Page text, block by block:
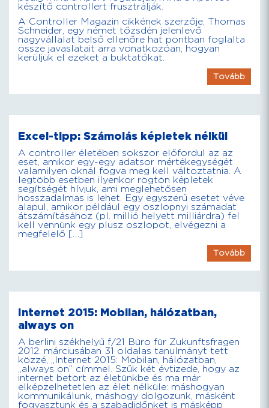
készítő controllert frusztrálják.
A Controller Magazin cikkének szerzője, Thomas
Schneider, egy német tőzsdén jelenlevő
nagyvállalat belső ellenőre hat pontban foglalta
össze javaslatait arra vonatkozóan, hogyan
kerüljük el ezeket a buktatókat.
Tovább
Excel-tipp: Számolás képletek nélkül
A controller életében sokszor előfordul az az
eset, amikor egy-egy adatsor mértékegységét
valamilyen oknál fogva meg kell változtatnia. A
legtöbb esetben ilyenkor rögtön képletek
segítségét hívjuk, ami meglehetősen
hosszadalmas is lehet. Egy egyszerű esetet véve
alapul, amikor például egy oszlopnyi számadat
átszámításához (pl. millió helyett milliárdra) fel
kell vennünk egy plusz oszlopot, elvégezni a
megfelelő […]
Tovább
Internet 2015: Mobilan, hálózatban,
always on
A berlini székhelyű f/21 Büro für Zukunftsfragen
2012. márciusában 31 oldalas tanulmányt tett
közzé, „Internet 2015: Mobilan, hálózatban,
„always on” címmel. Szűk két évtizede, hogy az
internet betört az életünkbe és ma már
elképzelhetetlen az élet nélküle: máshogyan
kommunikálunk, máshogy dolgozunk, másként
fogyasztunk és a szabadidőnket is másképp